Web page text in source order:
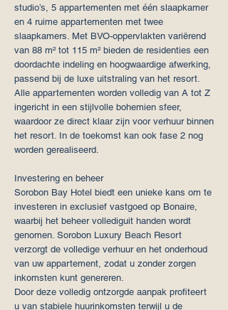
studio’s, 5 appartementen met één slaapkamer
en 4 ruime appartementen met twee
slaapkamers. Met BVO-oppervlakten variërend
van 88 m² tot 115 m² bieden de residenties een
doordachte indeling en hoogwaardige afwerking,
passend bij de luxe uitstraling van het resort.
Alle appartementen worden volledig van A tot Z
ingericht in een stijlvolle bohemien sfeer,
waardoor ze direct klaar zijn voor verhuur binnen
het resort. In de toekomst kan ook fase 2 nog
worden gerealiseerd.
Investering en beheer
Sorobon Bay Hotel biedt een unieke kans om te
investeren in exclusief vastgoed op Bonaire,
waarbij het beheer vollediguit handen wordt
genomen. Sorobon Luxury Beach Resort
verzorgt de volledige verhuur en het onderhoud
van uw appartement, zodat u zonder zorgen
inkomsten kunt genereren.
Door deze volledig ontzorgde aanpak profiteert
u van stabiele huurinkomsten terwijl u de